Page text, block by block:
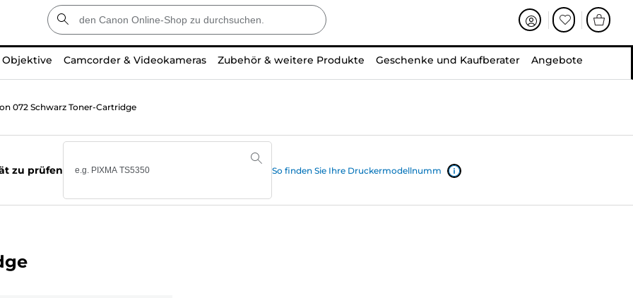
Objektive Camcorder & Videokameras Zubehör & weitere Produkte Geschenke und Kaufberater Angebote
072 Schwarz Toner-Cartridge
zu prüfen So finden Sie Ihre Druckermodellnumm